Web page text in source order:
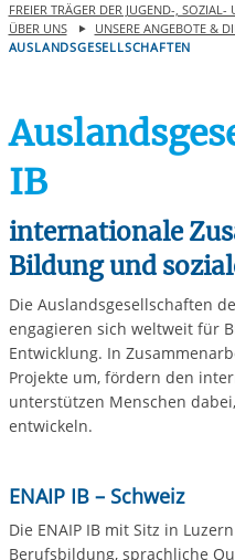
FREIER TRÄGER DER JUGEND-,
ÜBER UNS
UNSERE ANGEBOTE &
AUSLANDSGESELLSCHAFTEN
IB
internationale
Bildung und
Die Auslandsgesellschaften
engagieren sich weltweit für
Entwicklung. In
Projekte um, fördern den
unterstützen Menschen
entwickeln.
ENAIP IB – Schweiz
Die ENAIP IB mit Sitz in
Berufsbildung, sprachliche